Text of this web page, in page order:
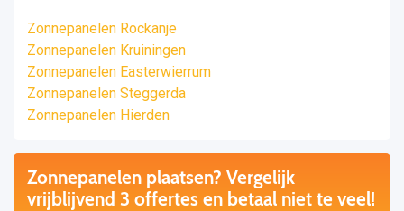
Zonnepanelen Rockanje
Zonnepanelen Kruiningen
Zonnepanelen Easterwierrum
Zonnepanelen Steggerda
Zonnepanelen Hierden
Zonnepanelen plaatsen? Vergelijk
vrijblijvend 3 offertes en betaal niet te veel!